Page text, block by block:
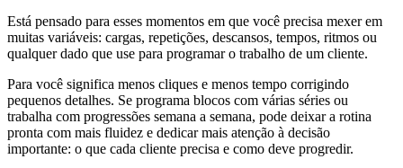
Está pensado para esses momentos em que você precisa mexer em
muitas variáveis: cargas, repetições, descansos, tempos, ritmos ou
qualquer dado que use para programar o trabalho de um cliente.
Para você significa menos cliques e menos tempo corrigindo
pequenos detalhes. Se programa blocos com várias séries ou
trabalha com progressões semana a semana, pode deixar a rotina
pronta com mais fluidez e dedicar mais atenção à decisão
importante: o que cada cliente precisa e como deve progredir.